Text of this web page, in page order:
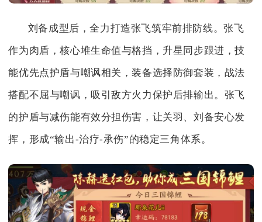
刘备成型后，全力打造张飞筑牢前排防线。张飞
作为肉盾，核心堆生命值与格挡，升星同步跟进，技
能优先点护盾与嘲讽相关，装备选择防御套装，战法
搭配不屈与嘲讽，吸引敌方火力保护后排输出。张飞
的护盾与减伤能有效分担伤害，让关羽、刘备安心发
挥，形成“输出-治疗-承伤”的稳定三角体系。